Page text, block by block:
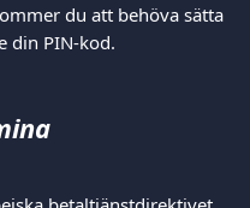
du att behöva sätta
din PIN-kod.